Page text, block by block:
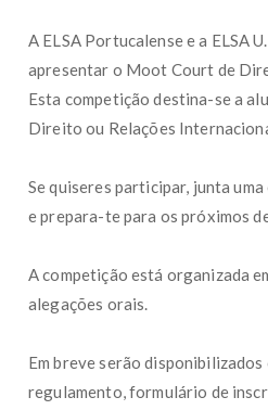
A ELSA Portucalense e a ELSA
apresentar o Moot Court de
Esta competição destina-se a
Direito ou Relações
Se quiseres participar, junta
e prepara-te para os próximos
A competição está organizada
alegações orais.
Em breve serão disponibilizados
regulamento, formulário de